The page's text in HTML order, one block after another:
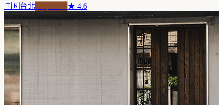
🇹🇼台北 ★ 4.6